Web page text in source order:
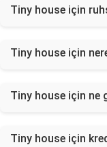
Tiny house için
Tiny house için
Tiny house için ne
Tiny house için